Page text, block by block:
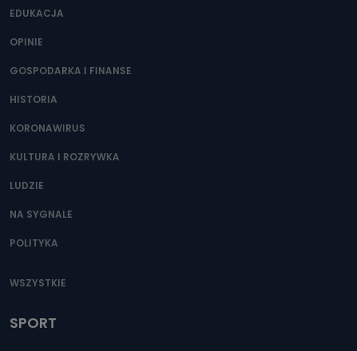
EDUKACJA
OPINIE
GOSPODARKA I FINANSE
HISTORIA
KORONAWIRUS
KULTURA I ROZRYWKA
LUDZIE
NA SYGNALE
POLITYKA
WSZYSTKIE
SPORT